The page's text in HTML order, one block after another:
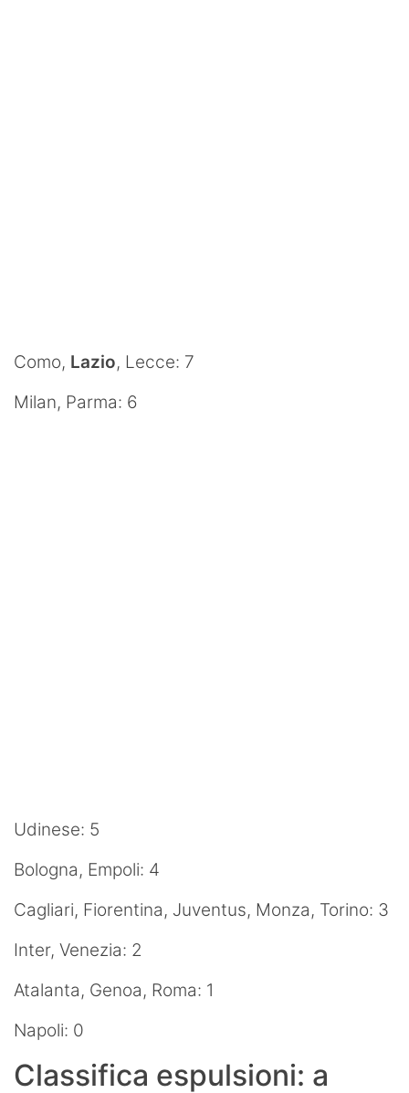
Como, Lazio, Lecce: 7
Milan, Parma: 6
Udinese: 5
Bologna, Empoli: 4
Cagliari, Fiorentina, Juventus, Monza, Torino: 3
Inter, Venezia: 2
Atalanta, Genoa, Roma: 1
Napoli: 0
Classifica espulsioni: a